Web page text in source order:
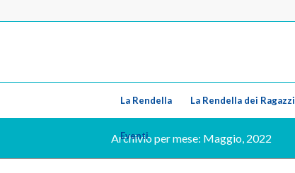
La Rendella La Rendella dei Ragazzi
Eventi
Archivio per mese: Maggio, 2022